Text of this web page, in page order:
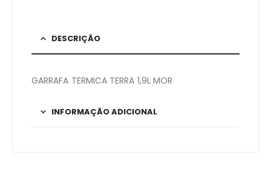
DESCRIÇÃO
GARRAFA TERMICA TERRA 1,9L MOR
INFORMAÇÃO ADICIONAL